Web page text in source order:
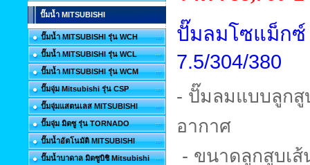
ปั๊มน้ำ MITSUBISHI
ปั๊มน้ำ MITSUBISHI รุ่น WCH
ปั๊มน้ำ MITSUBISHI รุ่น WCL
ปั๊มน้ำ MITSUBISHI รุ่น WCM
ปั๊มจุ่ม Mitsubishi รุ่น CSP
ปั๊มจุ่มแสตนเลส MITSUBISHI
ปั๊มจุ่ม มิตซู รุ่น TORNADO
ปั๊มน้ำอัตโนมัติ MITSUBISHI
ปั๊มน้ำบาดาล มิตซูบิชิ Mitsubishi
ปั๊มลมโซแม็กซ์
7.5/304/380
- ปั๊มลมแบบลูกสู
อากาศ
- ขนาดลูกสูบเ